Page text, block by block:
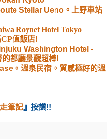
Stellar Ueno。上野車站
Roynet Hotel Tokyo
值飯店!
Washington Hotel -
都廳景觀超棒!
。溫泉民宿。質感極好的溫
筆記』按讚!!